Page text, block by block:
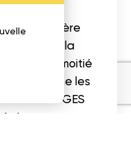
la première
tandis que la
seconde moitié
qui concerne les
de GES
dans ce